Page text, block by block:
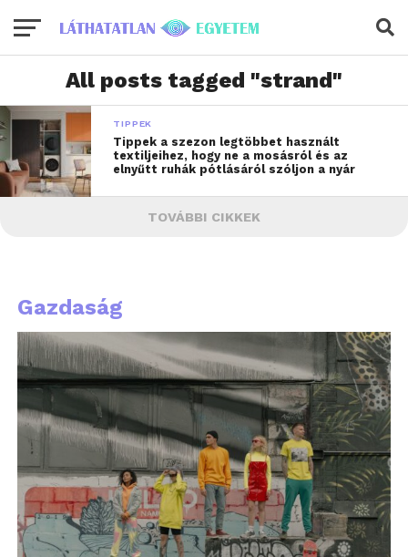
All posts tagged "strand"
TIPPEK
Tippek a szezon legtöbbet használt
textiljeihez, hogy ne a mosásról és az
elnyűtt ruhák pótlásáról szóljon a nyár
TOVÁBBI CIKKEK
Gazdaság